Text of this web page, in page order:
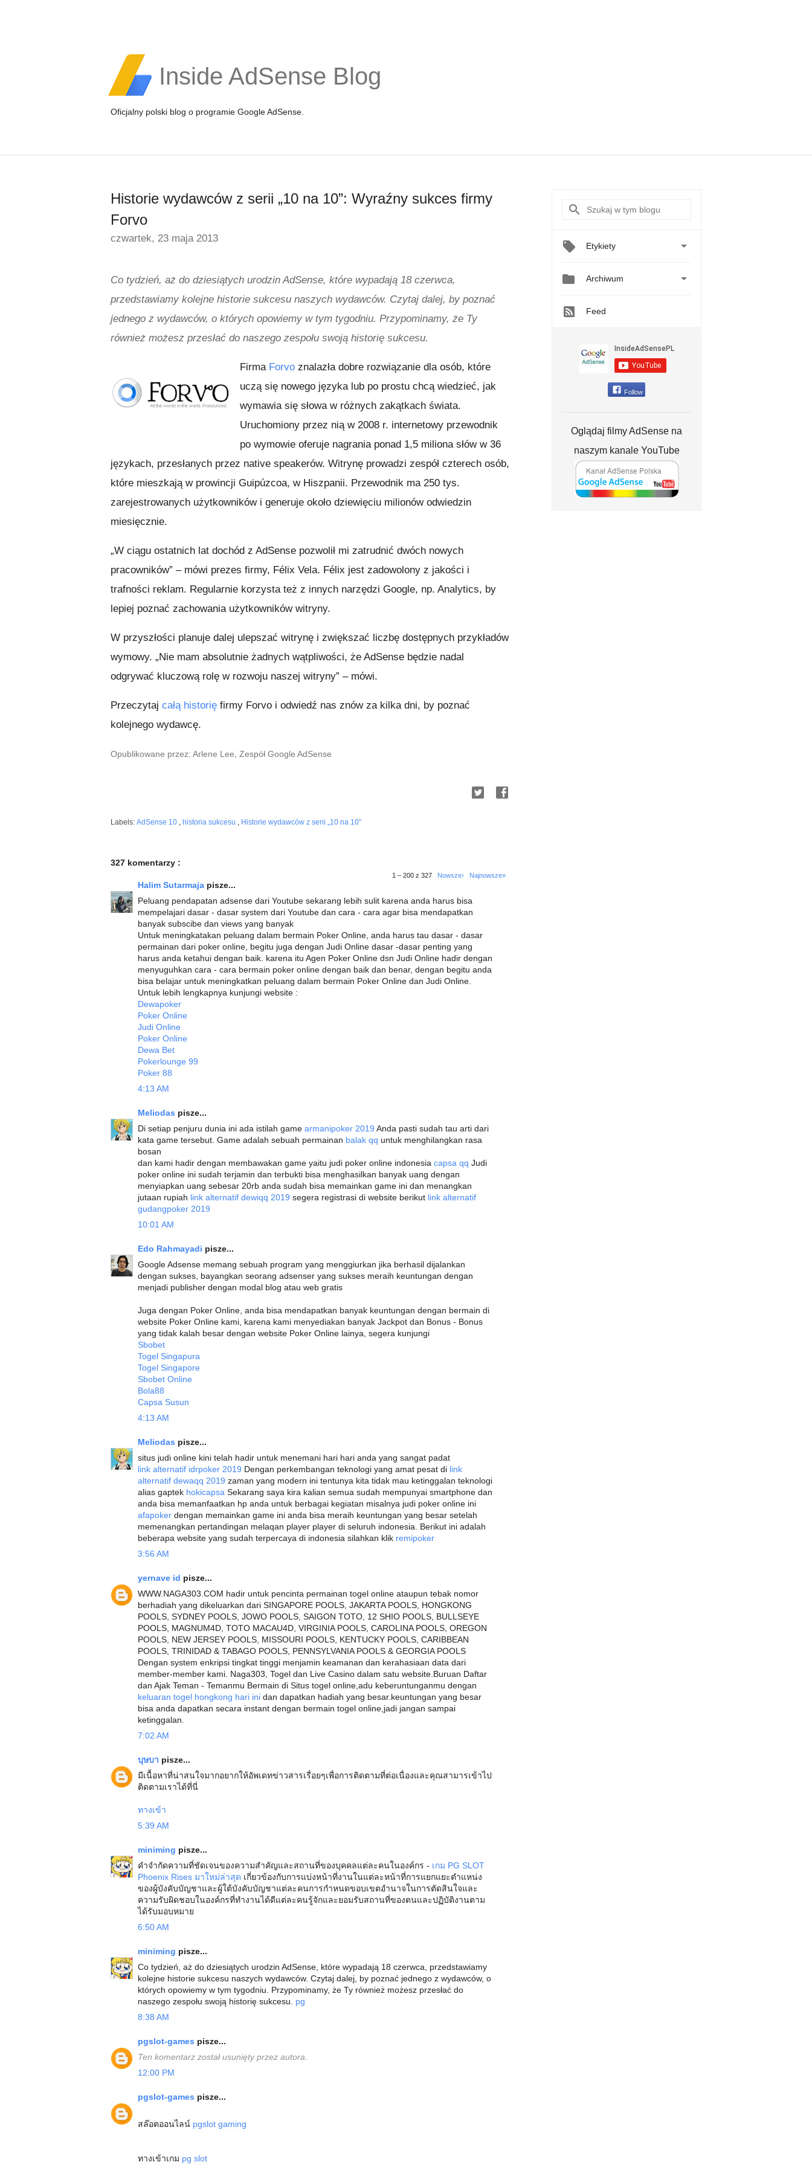
Inside AdSense Blog
Oficjalny polski blog o programie Google AdSense.
Historie wydawców z serii „10 na 10”: Wyraźny sukces firmy
Forvo
czwartek, 23 maja 2013
Co tydzień, aż do dziesiątych urodzin AdSense, które wypadają 18 czerwca,
przedstawiamy kolejne historie sukcesu naszych wydawców. Czytaj dalej, by poznać
jednego z wydawców, o których opowiemy w tym tygodniu. Przypominamy, że Ty
również możesz przesłać do naszego zespołu swoją historię sukcesu.
Firma Forvo znalazła dobre rozwiązanie dla osób, które
uczą się nowego języka lub po prostu chcą wiedzieć, jak
wymawia się słowa w różnych zakątkach świata.
Uruchomiony przez nią w 2008 r. internetowy przewodnik
po wymowie oferuje nagrania ponad 1,5 miliona słów w 36
językach, przesłanych przez native speakerów. Witrynę prowadzi zespół czterech osób,
które mieszkają w prowincji Guipúzcoa, w Hiszpanii. Przewodnik ma 250 tys.
zarejestrowanych użytkowników i generuje około dziewięciu milionów odwiedzin
miesięcznie.
„W ciągu ostatnich lat dochód z AdSense pozwolił mi zatrudnić dwóch nowych
pracowników” – mówi prezes firmy, Félix Vela. Félix jest zadowolony z jakości i
trafności reklam. Regularnie korzysta też z innych narzędzi Google, np. Analytics, by
lepiej poznać zachowania użytkowników witryny.
W przyszłości planuje dalej ulepszać witrynę i zwiększać liczbę dostępnych przykładów
wymowy. „Nie mam absolutnie żadnych wątpliwości, że AdSense będzie nadal
odgrywać kluczową rolę w rozwoju naszej witryny” – mówi.
Przeczytaj całą historię firmy Forvo i odwiedź nas znów za kilka dni, by poznać
kolejnego wydawcę.
Opublikowane przez: Arlene Lee, Zespół Google AdSense
Labels: AdSense 10 , historia sukcesu , Historie wydawców z serii „10 na 10”
327 komentarzy :
1 – 200 z 327 Nowsze› Najnowsze»
Halim Sutarmaja pisze...
Peluang pendapatan adsense dari Youtube sekarang lebih sulit karena anda harus bisa
mempelajari dasar - dasar system dari Youtube dan cara - cara agar bisa mendapatkan
banyak subscibe dan views yang banyak
Untuk meningkatakan peluang dalam bermain Poker Online, anda harus tau dasar - dasar
permainan dari poker online, begitu juga dengan Judi Online dasar -dasar penting yang
harus anda ketahui dengan baik. karena itu Agen Poker Online dsn Judi Online hadir dengan
menyuguhkan cara - cara bermain poker online dengan baik dan benar, dengan begitu anda
bisa belajar untuk meningkatkan peluang dalam bermain Poker Online dan Judi Online.
Untuk lebih lengkapnya kunjungi website :
Dewapoker
Poker Online
Judi Online
Poker Online
Dewa Bet
Pokerlounge 99
Poker 88
4:13 AM
Meliodas pisze...
Di setiap penjuru dunia ini ada istilah game armanipoker 2019 Anda pasti sudah tau arti dari
kata game tersebut. Game adalah sebuah permainan balak qq untuk menghilangkan rasa
bosan
dan kami hadir dengan membawakan game yaitu judi poker online indonesia capsa qq Judi
poker online ini sudah terjamin dan terbukti bisa menghasilkan banyak uang dengan
menyiapkan uang sebesar 20rb anda sudah bisa memainkan game ini dan menangkan
jutaan rupiah link alternatif dewiqq 2019 segera registrasi di website berikut link alternatif
gudangpoker 2019
10:01 AM
Edo Rahmayadi pisze...
Google Adsense memang sebuah program yang menggiurkan jika berhasil dijalankan
dengan sukses, bayangkan seorang adsenser yang sukses meraih keuntungan dengan
menjadi publisher dengan modal blog atau web gratis
Juga dengan Poker Online, anda bisa mendapatkan banyak keuntungan dengan bermain di
website Poker Online kami, karena kami menyediakan banyak Jackpot dan Bonus - Bonus
yang tidak kalah besar dengan website Poker Online lainya, segera kunjungi
Sbobet
Togel Singapura
Togel Singapore
Sbobet Online
Bola88
Capsa Susun
4:13 AM
Meliodas pisze...
situs judi online kini telah hadir untuk menemani hari hari anda yang sangat padat
link alternatif idrpoker 2019 Dengan perkembangan teknologi yang amat pesat di link
alternatif dewaqq 2019 zaman yang modern ini tentunya kita tidak mau ketinggalan teknologi
alias gaptek hokicapsa Sekarang saya kira kalian semua sudah mempunyai smartphone dan
anda bisa memanfaatkan hp anda untuk berbagai kegiatan misalnya judi poker online ini
afapoker dengan memainkan game ini anda bisa meraih keuntungan yang besar setelah
memenangkan pertandingan melaqan player player di seluruh indonesia. Berikut ini adalah
beberapa website yang sudah terpercaya di indonesia silahkan klik remipoker
3:56 AM
yernave id pisze...
WWW.NAGA303.COM hadir untuk pencinta permainan togel online ataupun tebak nomor
berhadiah yang dikeluarkan dari SINGAPORE POOLS, JAKARTA POOLS, HONGKONG
POOLS, SYDNEY POOLS, JOWO POOLS, SAIGON TOTO, 12 SHIO POOLS, BULLSEYE
POOLS, MAGNUM4D, TOTO MACAU4D, VIRGINIA POOLS, CAROLINA POOLS, OREGON
POOLS, NEW JERSEY POOLS, MISSOURI POOLS, KENTUCKY POOLS, CARIBBEAN
POOLS, TRINIDAD & TABAGO POOLS, PENNSYLVANIA POOLS & GEORGIA POOLS
Dengan system enkripsi tingkat tinggi menjamin keamanan dan kerahasiaan data dari
member-member kami. Naga303, Togel dan Live Casino dalam satu website.Buruan Daftar
dan Ajak Teman - Temanmu Bermain di Situs togel online,adu keberuntunganmu dengan
keluaran togel hongkong hari ini dan dapatkan hadiah yang besar.keuntungan yang besar
bisa anda dapatkan secara instant dengan bermain togel online,jadi jangan sampai
ketinggalan.
7:02 AM
บุษบา pisze...
มีเนื้อหาที่น่าสนใจมากอยากให้อัพเดทข่าวสารเรื่อยๆเพื่อการติดตามที่ต่อเนื่องและคุณสามารเข้าไป
ติดตามเราได้ที่นี่
ทางเข้า
5:39 AM
miniming pisze...
คำจำกัดความที่ชัดเจนของความสำคัญและสถานที่ของบุคคลแต่ละคนในองค์กร - เกม PG SLOT
Phoenix Rises มาใหม่ล่าสุด เกี่ยวข้องกับการแบ่งหน้าที่งานในแต่ละหน้าที่การแยกแยะตำแหน่ง
ของผู้บังคับบัญชาและผู้ใต้บังคับบัญชาแต่ละคนการกำหนดขอบเขตอำนาจในการตัดสินใจและ
ความรับผิดชอบในองค์กรที่ทำงานได้ดีแต่ละคนรู้จักและยอมรับสถานที่ของตนและปฏิบัติงานตาม
ได้รับมอบหมาย
6:50 AM
miniming pisze...
Co tydzień, aż do dziesiątych urodzin AdSense, które wypadają 18 czerwca, przedstawiamy
kolejne historie sukcesu naszych wydawców. Czytaj dalej, by poznać jednego z wydawców, o
których opowiemy w tym tygodniu. Przypominamy, że Ty również możesz przesłać do
naszego zespołu swoją historię sukcesu. pg
8:38 AM
pgslot-games pisze...
Ten komentarz został usunięty przez autora.
12:00 PM
pgslot-games pisze...
สล๊อตออนไลน์ pgslot gaming
ทางเข้าเกม pg slot
Etykiety 
 Archiwum 
Feed
Follow
Oglądaj filmy AdSense na
naszym kanale YouTube